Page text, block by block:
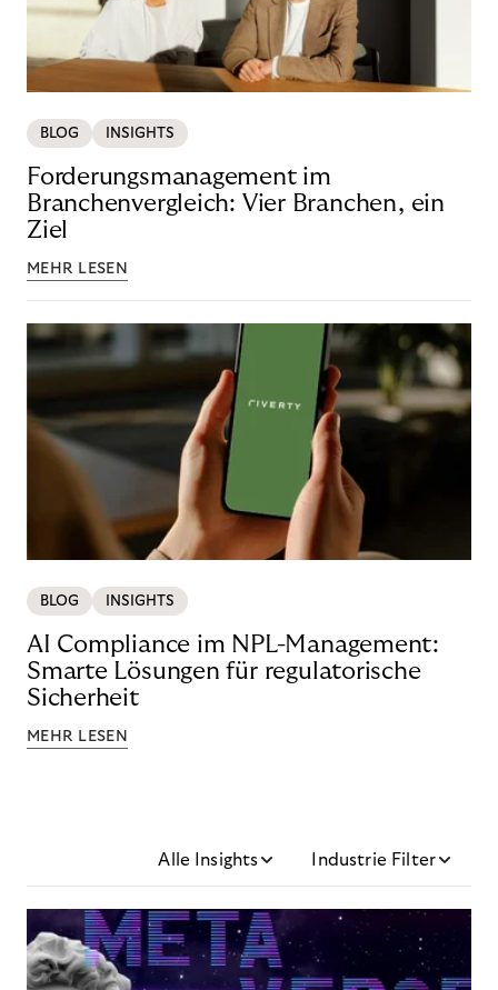
BLOG INSIGHTS
Forderungsmanagement im
Branchenvergleich: Vier Branchen, ein
Ziel
MEHR LESEN
BLOG INSIGHTS
AI Compliance im NPL-Management:
Smarte Lösungen für regulatorische
Sicherheit
MEHR LESEN
Alle Insights Industrie Filter